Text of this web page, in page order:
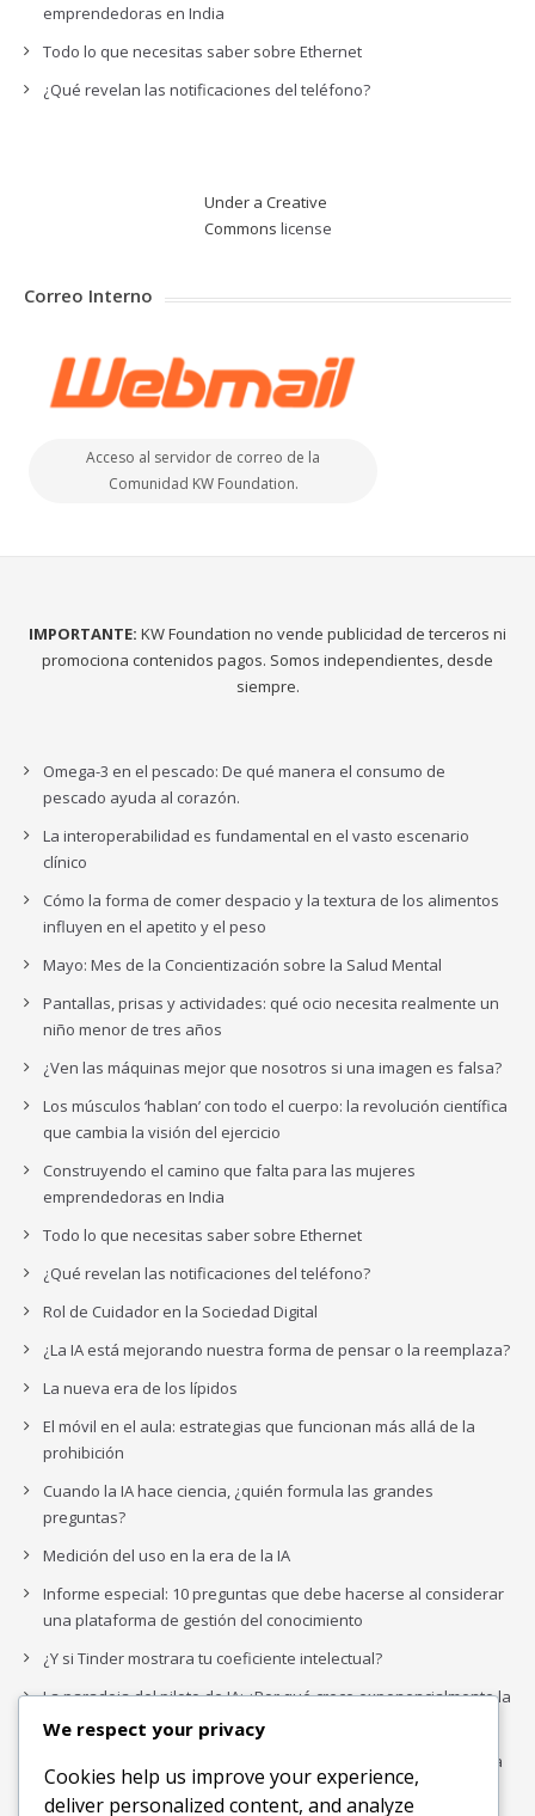
emprendedoras en India
Todo lo que necesitas saber sobre Ethernet
¿Qué revelan las notificaciones del teléfono?
Under a Creative
Commons license
Correo Interno
Acceso al servidor de correo de la
Comunidad KW Foundation.
IMPORTANTE: KW Foundation no vende publicidad de terceros ni
promociona contenidos pagos. Somos independientes, desde
siempre.
Omega-3 en el pescado: De qué manera el consumo de
pescado ayuda al corazón.
La interoperabilidad es fundamental en el vasto escenario
clínico
Cómo la forma de comer despacio y la textura de los alimentos
influyen en el apetito y el peso
Mayo: Mes de la Concientización sobre la Salud Mental
Pantallas, prisas y actividades: qué ocio necesita realmente un
niño menor de tres años
¿Ven las máquinas mejor que nosotros si una imagen es falsa?
Los músculos ‘hablan’ con todo el cuerpo: la revolución científica
que cambia la visión del ejercicio
Construyendo el camino que falta para las mujeres
emprendedoras en India
Todo lo que necesitas saber sobre Ethernet
¿Qué revelan las notificaciones del teléfono?
Rol de Cuidador en la Sociedad Digital
¿La IA está mejorando nuestra forma de pensar o la reemplaza?
La nueva era de los lípidos
El móvil en el aula: estrategias que funcionan más allá de la
prohibición
Cuando la IA hace ciencia, ¿quién formula las grandes
preguntas?
Medición del uso en la era de la IA
Informe especial: 10 preguntas que debe hacerse al considerar
una plataforma de gestión del conocimiento
¿Y si Tinder mostrara tu coeficiente intelectual?
La paradoja del piloto de IA: ¿Por qué crece exponencialmente la
complejidad de la IA empresarial?
Los organigramas de marketing se crearon para los canales. La
IA acaba de dejarlos obsoletos.
We respect your privacy
Cookies help us improve your experience,
deliver personalized content, and analyze